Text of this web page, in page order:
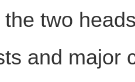
two
and major